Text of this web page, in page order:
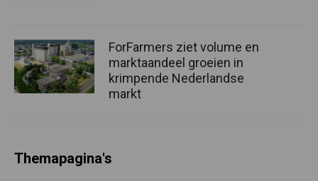
ForFarmers ziet volume en
marktaandeel groeien in
krimpende Nederlandse
markt
Themapagina's